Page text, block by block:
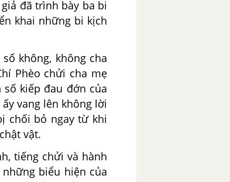
đã trình bày ba bi
khai những bi kịch
không, không cha
Phèo chửi cha mẹ
kiếp đau đớn của
vang lên không lời
chối bỏ ngay từ khi
vật.
tiếng chửi và hành
biểu hiện của